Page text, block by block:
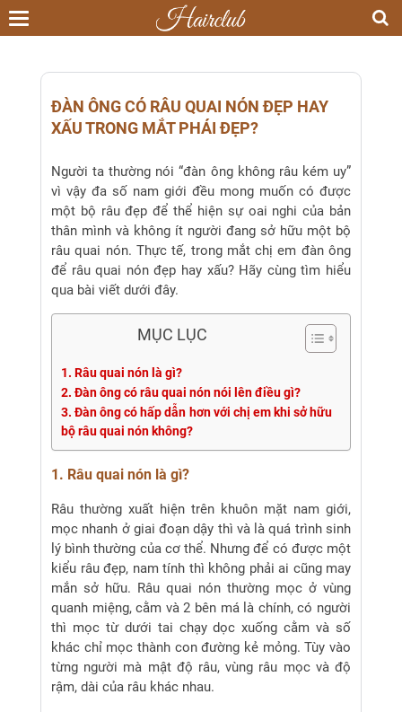
Toggle
navigation
ĐÀN ÔNG CÓ RÂU QUAI NÓN ĐẸP HAY
XẤU TRONG MẮT PHÁI ĐẸP?
Người ta thường nói “đàn ông không râu kém uy”
vì vậy đa số nam giới đều mong muốn có được
một bộ râu đẹp để thể hiện sự oai nghi của bản
thân mình và không ít người đang sở hữu một bộ
râu quai nón. Thực tế, trong mắt chị em đàn ông
để râu quai nón đẹp hay xấu? Hãy cùng tìm hiểu
qua bài viết dưới đây.
MỤC LỤC
1. Râu quai nón là gì?
2. Đàn ông có râu quai nón nói lên điều gì?
3. Đàn ông có hấp dẫn hơn với chị em khi sở hữu
bộ râu quai nón không?
1. Râu quai nón là gì?
Râu thường xuất hiện trên khuôn mặt nam giới,
mọc nhanh ở giai đoạn dậy thì và là quá trình sinh
lý bình thường của cơ thể. Nhưng để có được một
kiểu râu đẹp, nam tính thì không phải ai cũng may
mắn sở hữu. Râu quai nón thường mọc ở vùng
quanh miệng, cằm và 2 bên má là chính, có người
thì mọc từ dưới tai chạy dọc xuống cằm và số
khác chỉ mọc thành con đường kẻ mỏng. Tùy vào
từng người mà mật độ râu, vùng râu mọc và độ
rậm, dài của râu khác nhau.